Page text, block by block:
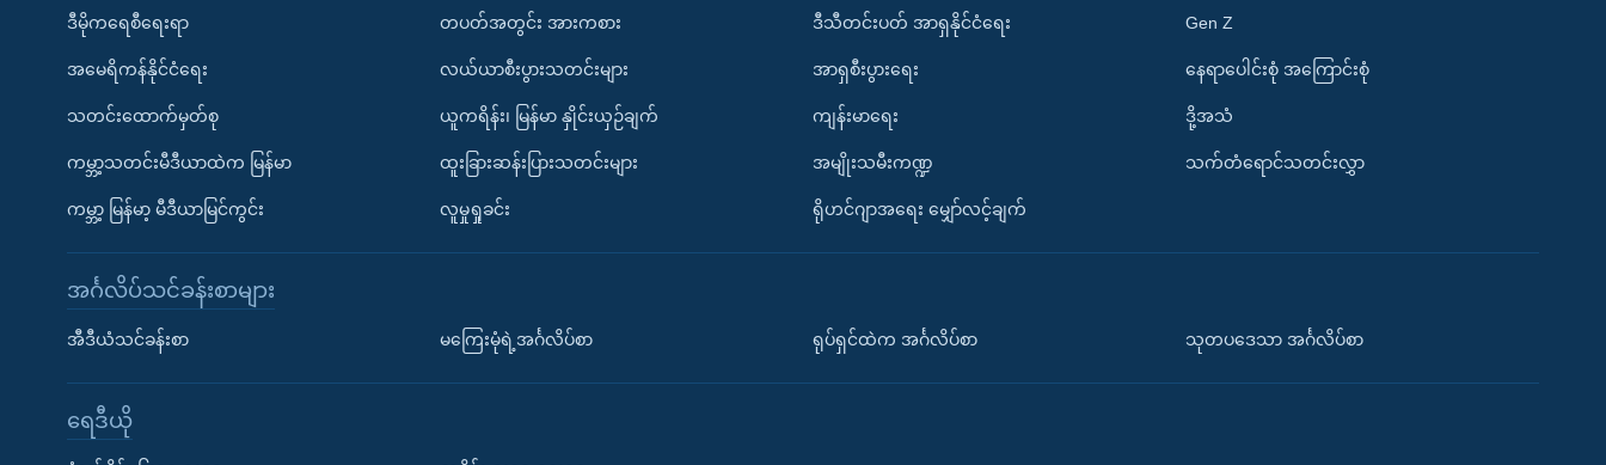
ဒီမိုကရေစီရေးရာ
အမေရိကန်နိုင်ငံရေး
သတင်းထောက်မှတ်စု
ကမ္ဘာ့သတင်းမီဒီယာထဲက မြန်မာ
ကမ္ဘာ့ မြန်မာ့ မီဒီယာမြင်ကွင်း
တပတ်အတွင်း အားကစား
လယ်ယာစီးပွားသတင်းများ
ယူကရိန်း၊ မြန်မာ နှိုင်းယှဉ်ချက်
ထူးခြားဆန်းပြားသတင်းများ
လူမှုရှုခင်း
ဒီသီတင်းပတ် အာရှနိုင်ငံရေး
အာရှစီးပွားရေး
ကျန်းမာရေး
အမျိုးသမီးကဏ္ဍ
ရိုဟင်ဂျာအရေး မျှော်လင့်ချက်
Gen Z
နေရာပေါင်းစုံ အကြောင်းစုံ
ဒို့အသံ
သက်တံရောင်သတင်းလွှာ
အင်္ဂလိပ်သင်ခန်းစာများ
အီဒီယံသင်ခန်းစာ မကြေးမုံရဲ့အင်္ဂလိပ်စာ ရုပ်ရှင်ထဲက အင်္ဂလိပ်စာ သုတပဒေသာ အင်္ဂလိပ်စာ
ရေဒီယို